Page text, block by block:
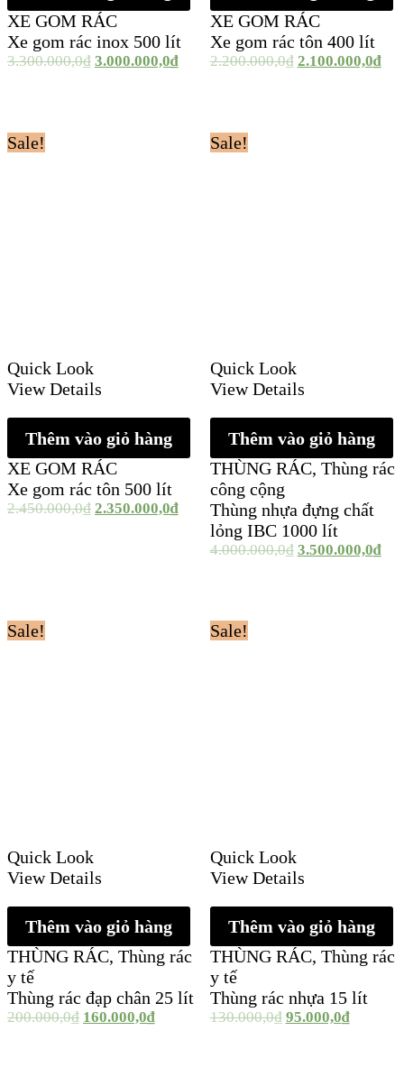
XE GOM RÁC
Xe gom rác inox 500 lít
3.300.000,0₫ 3.000.000,0₫
XE GOM RÁC
Xe gom rác tôn 400 lít
2.200.000,0₫ 2.100.000,0₫
Sale!
Quick Look
View Details
Thêm vào giỏ hàng
XE GOM RÁC
Xe gom rác tôn 500 lít
2.450.000,0₫ 2.350.000,0₫
Sale!
Quick Look
View Details
Thêm vào giỏ hàng
THÙNG RÁC, Thùng rác
công cộng
Thùng nhựa đựng chất
lỏng IBC 1000 lít
4.000.000,0₫ 3.500.000,0₫
Sale!
Quick Look
View Details
Thêm vào giỏ hàng
THÙNG RÁC, Thùng rác
y tế
Thùng rác đạp chân 25 lít
200.000,0₫ 160.000,0₫
Sale!
Quick Look
View Details
Thêm vào giỏ hàng
THÙNG RÁC, Thùng rác
y tế
Thùng rác nhựa 15 lít
130.000,0₫ 95.000,0₫